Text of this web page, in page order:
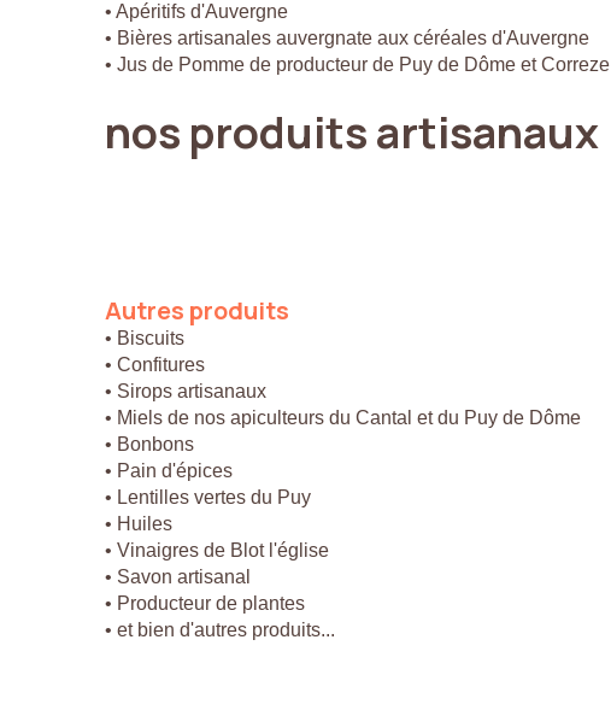
• Apéritifs d'Auvergne
• Bières artisanales auvergnate aux céréales d'Auvergne
• Jus de Pomme de producteur de Puy de Dôme et Correze
nos produitsartisanaux
Autres produits
• Biscuits
• Confitures
• Sirops artisanaux
• Miels de nos apiculteurs du Cantal et du Puy de Dôme
• Bonbons
• Pain d'épices
• Lentilles vertes du Puy
• Huiles
• Vinaigres de Blot l'église
• Savon artisanal
• Producteur de plantes
• et bien d'autres produits...